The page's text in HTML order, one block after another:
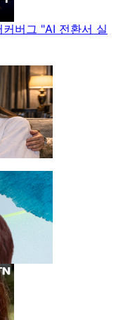
버그 "AI 전환서 실